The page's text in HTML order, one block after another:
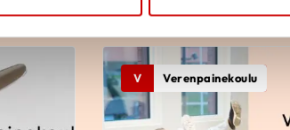
V Verenpainekoulu